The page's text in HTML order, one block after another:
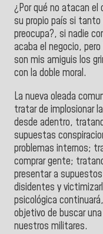
¿Por qué no atacan el
su propio país si tanto
preocupa?, si nadie
acaba el negocio,
son mis amiguis los
con la doble moral.
La nueva oleada
tratar de implosionar
desde adentro,
supuestas
problemas internos;
comprar gente;
presentar a
disidentes y
psicológica
objetivo de buscar
nuestros militares.